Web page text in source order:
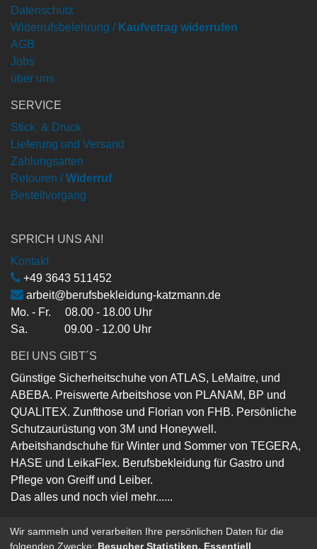
Datenschutz
Widerrufsbelehrung / Kaufvetrag widerrufen
AGB
Jobs
über uns
SERVICE
Stick & Druck
Lieferung und Versand
Zahlungsarten
Retouren / Widerruf
Bestellvorgang
SPRICH UNS AN!
Kontakt
+49 3643 511452
arbeit@berufsbekleidung-katzmann.de
Mo. - Fr. 08.00 - 18.00 Uhr
Sa. 09.00 - 12.00 Uhr
BEI UNS GIBT´S
Günstige Sicherheitschuhe von ATLAS, LeMaitre, und
ABEBA. Preiswerte Arbeitshose von PLANAM, BP und
QUALITEX. Zunfthose und Florian von FHB. Persönliche
Schutzaurüstung von 3M und Honeywell.
Arbeitshandschuhe für Winter und Sommer von TEGERA,
HASE und LeikaFlex. Berufsbekleidung für Gastro und
Pflege von Greiff und Leiber.
Das alles und noch viel mehr......
Wir sammeln und verarbeiten Ihre persönlichen Daten für die
folgenden Zwecke: Besucher Statistiken, Essentiell